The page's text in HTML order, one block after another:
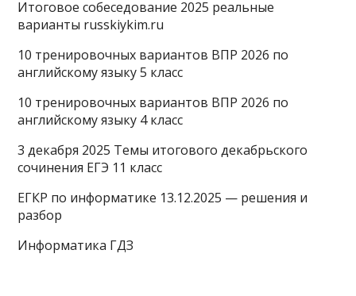
a
s
s
n
i
k
i
r
a
m
s
A
p
p
Итоговое собеседование 2025 реальные
варианты russkiykim.ru
10 тренировочных вариантов ВПР 2026 по
английскому языку 5 класс
10 тренировочных вариантов ВПР 2026 по
английскому языку 4 класс
3 декабря 2025 Темы итогового декабрьского
сочинения ЕГЭ 11 класс
ЕГКР по информатике 13.12.2025 — решения и
разбор
Информатика ГДЗ